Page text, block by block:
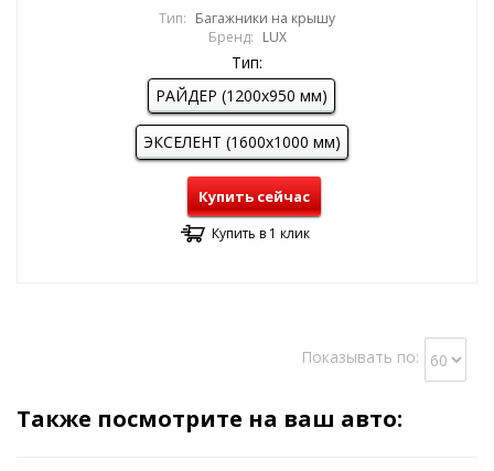
Тип: Багажники на крышу
Бренд: LUX
Тип:
РАЙДЕР (1200х950 мм)
ЭКСЕЛЕНТ (1600х1000 мм)
Купить сейчас
Купить в 1 клик
Показывать по:
Также посмотрите на ваш авто: